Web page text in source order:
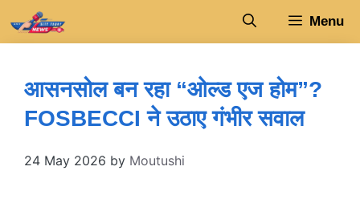
Menu
आसनसोल बन रहा “ओल्ड एज होम”?
FOSBECCI ने उठाए गंभीर सवाल
24 May 2026 by Moutushi